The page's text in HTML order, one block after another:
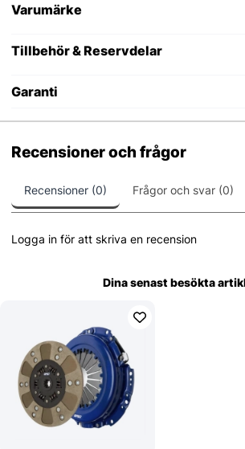
Varumärke
Tillbehör & Reservdelar
Garanti
Recensioner och frågor
Recensioner (0) Frågor och svar (0)
Logga in för att skriva en recension
Dina senast besökta